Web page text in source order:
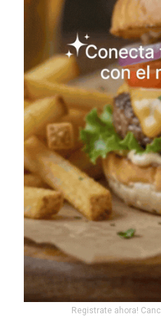
Registrate ahora!